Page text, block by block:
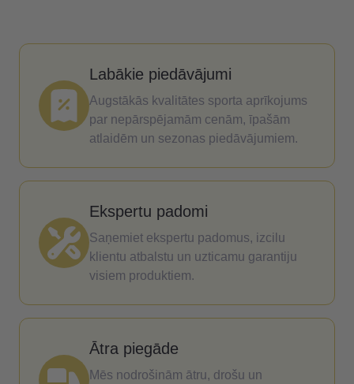
Labākie piedāvājumi
Augstākās kvalitātes sporta aprīkojums
par nepārspējamām cenām, īpašām
atlaidēm un sezonas piedāvājumiem.
Ekspertu padomi
Saņemiet ekspertu padomus, izcilu
klientu atbalstu un uzticamu garantiju
visiem produktiem.
Ātra piegāde
Mēs nodrošinām ātru, drošu un